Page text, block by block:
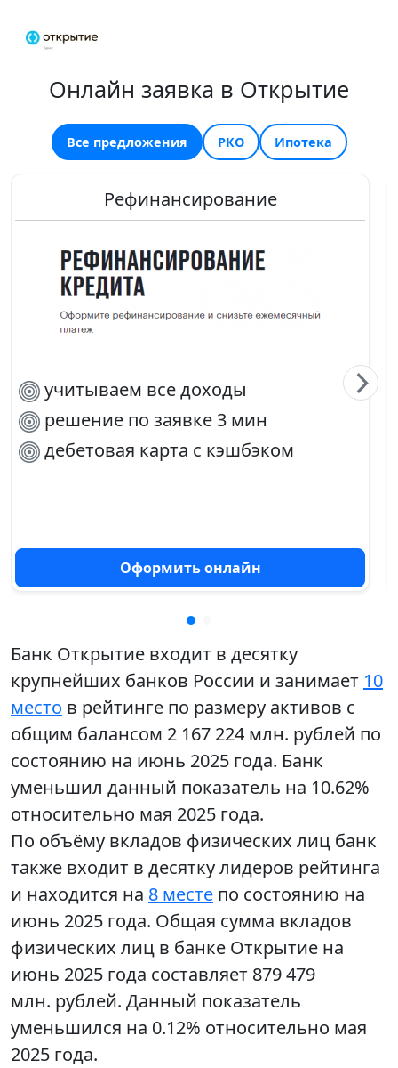
Онлайн заявка в Открытие
Все предложения РКО Ипотека
Рефинансирование
учитываем все доходы
решение по заявке 3 мин
дебетовая карта с кэшбэком
Оформить онлайн
Банк Открытие входит в десятку
крупнейших банков России и занимает 10
место в рейтинге по размеру активов с
общим балансом 2 167 224 млн. рублей по
состоянию на июнь 2025 года. Банк
уменьшил данный показатель на 10.62%
относительно мая 2025 года.
По объёму вкладов физических лиц банк
также входит в десятку лидеров рейтинга
и находится на 8 месте по состоянию на
июнь 2025 года. Общая сумма вкладов
физических лиц в банке Открытие на
июнь 2025 года составляет 879 479
млн. рублей. Данный показатель
уменьшился на 0.12% относительно мая
2025 года.